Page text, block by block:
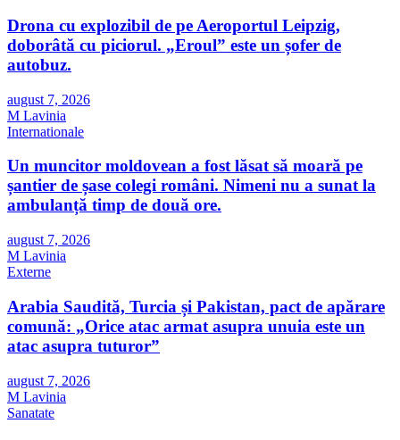
Drona cu explozibil de pe Aeroportul Leipzig,
doborâtă cu piciorul. „Eroul” este un șofer de
autobuz.
august 7, 2026
M Lavinia
Internationale
Un muncitor moldovean a fost lăsat să moară pe
șantier de șase colegi români. Nimeni nu a sunat la
ambulanță timp de două ore.
august 7, 2026
M Lavinia
Externe
Arabia Saudită, Turcia și Pakistan, pact de apărare
comună: „Orice atac armat asupra unuia este un
atac asupra tuturor”
august 7, 2026
M Lavinia
Sanatate